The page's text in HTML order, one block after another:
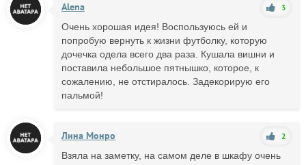
Alena 3
Очень хорошая идея! Воспользуюсь ей и
попробую вернуть к жизни футболку, которую
дочечка одела всего два раза. Кушала вишни и
поставила небольшое пятнышко, которое, к
сожалению, не отстиралось. Задекорирую его
пальмой!
Лина Монро 2
Взяла на заметку, на самом деле в шкафу очень